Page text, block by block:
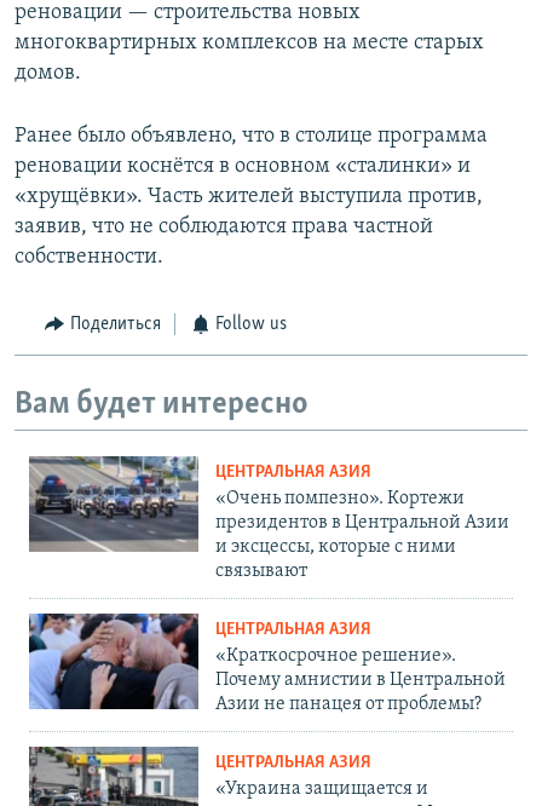
реновации — строительства новых
многоквартирных комплексов на месте старых
домов.
Ранее было объявлено, что в столице программа
реновации коснётся в основном «сталинки» и
«хрущёвки». Часть жителей выступила против,
заявив, что не соблюдаются права частной
собственности.
Поделиться Follow us
Вам будет интересно
ЦЕНТРАЛЬНАЯ АЗИЯ
«Очень помпезно». Кортежи
президентов в Центральной Азии
и эксцессы, которые с ними
связывают
ЦЕНТРАЛЬНАЯ АЗИЯ
«Краткосрочное решение».
Почему амнистии в Центральной
Азии не панацея от проблемы?
ЦЕНТРАЛЬНАЯ АЗИЯ
«Украина защищается и